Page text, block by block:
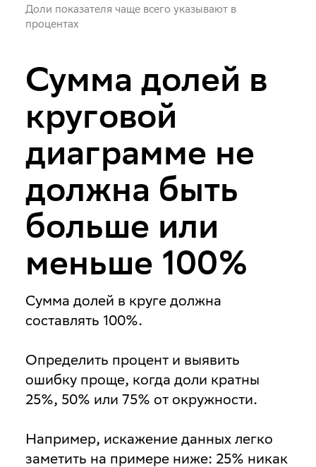
Доли показателя чаще всего указывают в
процентах
Сумма долей в
круговой
диаграмме не
должна быть
больше или
меньше 100%
Сумма долей в круге должна
составлять 100%.
Определить процент и выявить
ошибку проще, когда доли кратны
25%, 50% или 75% от окружности.
Например, искажение данных легко
заметить на примере ниже: 25% никак